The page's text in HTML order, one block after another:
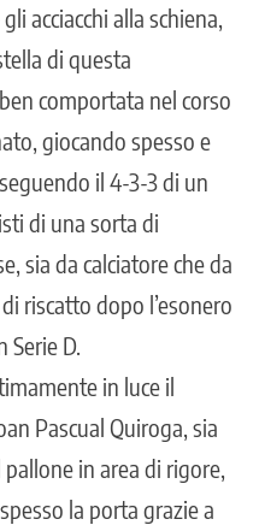
acciacchi alla schiena,
di questa
comportata nel corso
giocando spesso e
il 4-3-3 di un
di una sorta di
sia da calciatore che da
riscatto dopo l’esonero
D.
in luce il
Pascual Quiroga, sia
in area di rigore,
la porta grazie a